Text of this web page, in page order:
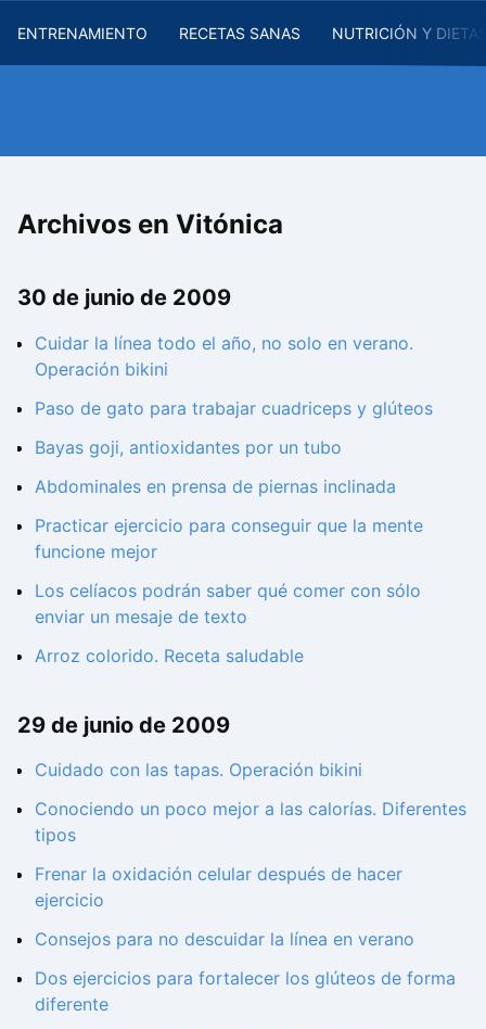
ENTRENAMIENTO RECETAS SANAS NUTRICIÓN Y
Archivos en Vitónica
30 de junio de 2009
Cuidar la línea todo el año, no solo en verano.
Operación bikini
Paso de gato para trabajar cuadriceps y glúteos
Bayas goji, antioxidantes por un tubo
Abdominales en prensa de piernas inclinada
Practicar ejercicio para conseguir que la mente
funcione mejor
Los celíacos podrán saber qué comer con sólo
enviar un mesaje de texto
Arroz colorido. Receta saludable
29 de junio de 2009
Cuidado con las tapas. Operación bikini
Conociendo un poco mejor a las calorías. Diferentes
tipos
Frenar la oxidación celular después de hacer
ejercicio
Consejos para no descuidar la línea en verano
Dos ejercicios para fortalecer los glúteos de forma
diferente